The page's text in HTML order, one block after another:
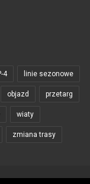
4 linie sezonowe
objazd przetarg
wiaty
zmiana trasy